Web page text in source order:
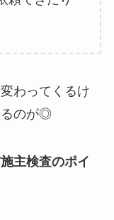
わってくるけ
るのが◎
主検査のポイ